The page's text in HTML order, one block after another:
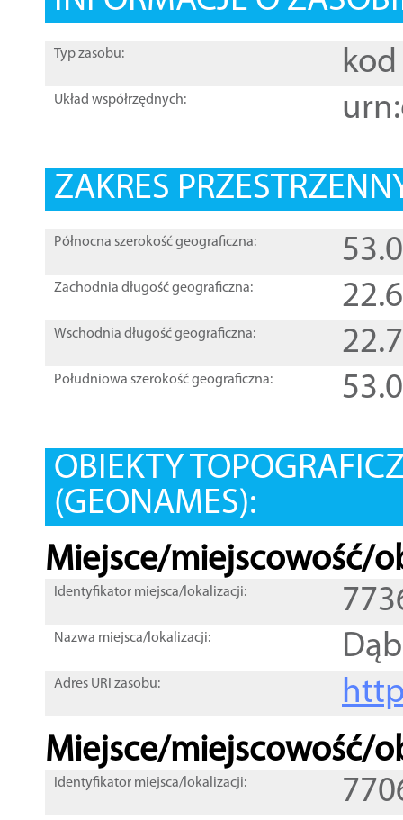
Typ zasobu: kod
Układ współrzędnych:
ZAKRES
Północna szerokość geograficzna:
Zachodnia długość geograficzna:
Wschodnia długość geograficzna:
Południowa szerokość geograficzna:
OBIEKTY
(GEONAMES):
Miejsce/miejscowość/
Identyfikator miejsca/lokalizacji:
Nazwa miejsca/lokalizacji:
Adres URI zasobu:
Miejsce/miejscowość/
Identyfikator miejsca/lokalizacji: